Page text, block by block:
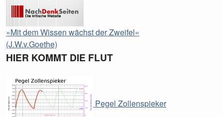
»Mit dem Wissen wächst der Zweifel«
(J.W.v.Goethe)
HIER KOMMT DIE FLUT
Pegel Zollenspieker